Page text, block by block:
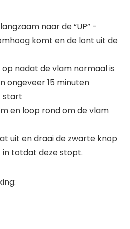
naar de “UP” -
komt en de lont uit de
op nadat de vlam normaal is
ongeveer 15 minuten
start
en loop rond om de vlam
uit en draai de zwarte knop
in totdat deze stopt.